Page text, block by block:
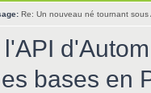
Re: Un nouveau né tournant sous
l'API
bases en